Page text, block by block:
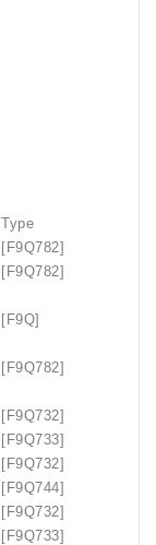
Type
[F9Q782]
[F9Q782]
[F9Q]
[F9Q782]
[F9Q732]
[F9Q733]
[F9Q732]
[F9Q744]
[F9Q732]
[F9Q733]